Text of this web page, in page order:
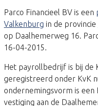
Parco Financieel BV is een
Valkenburg in de provincie
op Daalhemerweg 16.
16-04-2015.
Het payrollbedrijf is bij de
geregistreerd onder KvK
ondernemingsvorm is een
vestiging aan de